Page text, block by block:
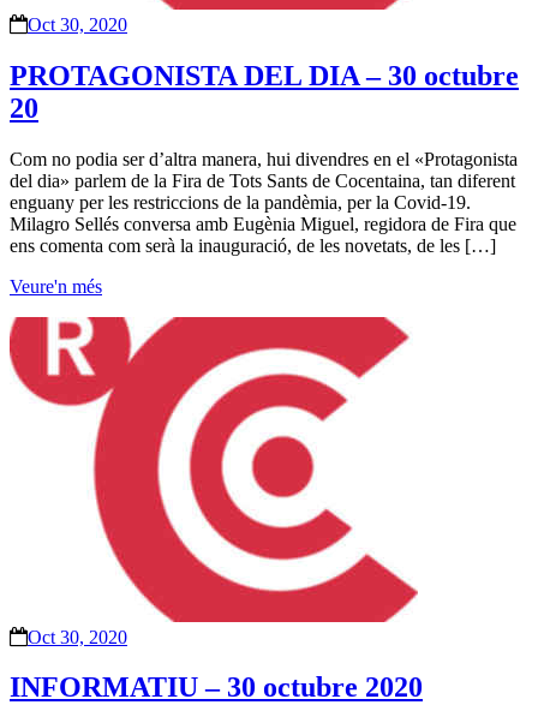
Oct 30, 2020
PROTAGONISTA DEL DIA – 30 octubre
20
Com no podia ser d’altra manera, hui divendres en el «Protagonista
del dia» parlem de la Fira de Tots Sants de Cocentaina, tan diferent
enguany per les restriccions de la pandèmia, per la Covid-19.
Milagro Sellés conversa amb Eugènia Miguel, regidora de Fira que
ens comenta com serà la inauguració, de les novetats, de les […]
Veure'n més
Oct 30, 2020
INFORMATIU – 30 octubre 2020